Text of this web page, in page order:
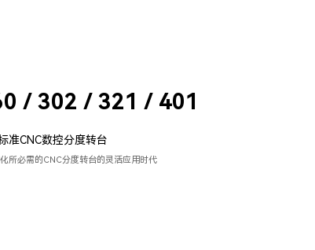
/ 302 / 321 / 401
准CNC数控分度转台
所必需的CNC分度转台的灵活应用时代